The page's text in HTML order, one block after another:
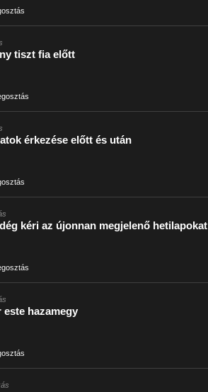
tiszt fia előtt
érkezése előtt és után
kéri az újonnan megjelenő hetilapokat
hazamegy